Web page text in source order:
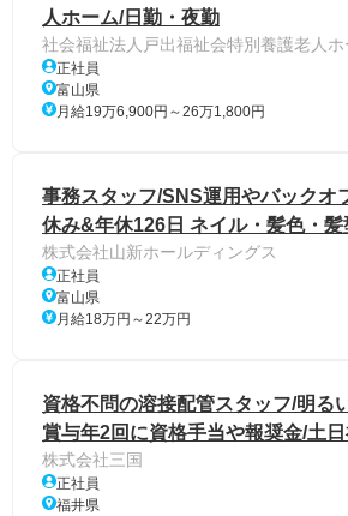
人ホーム/日勤・夜勤
社会福祉法人戸出福祉会特別養護老人
正社員
富山県
月給19万6,900円～26万1,800円
事務スタッフ/SNS運用やバックオ
休み&年休126日 ネイル・髪色・髪
株式会社山新ホールディングス
正社員
富山県
月給18万円～22万円
資格不問の溶接配管スタッフ/明る
賞与年2回に資格手当や報奨金/土
株式会社三国
正社員
福井県